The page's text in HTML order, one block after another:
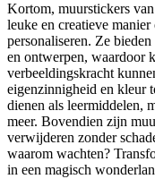
Kortom, muurstickers van
leuke en creatieve
personaliseren. Ze
en ontwerpen, waardoor
verbeeldingskracht
eigenzinnigheid en kleur
dienen als leermiddelen,
meer. Bovendien zijn
verwijderen zonder
waarom wachten?
in een magisch